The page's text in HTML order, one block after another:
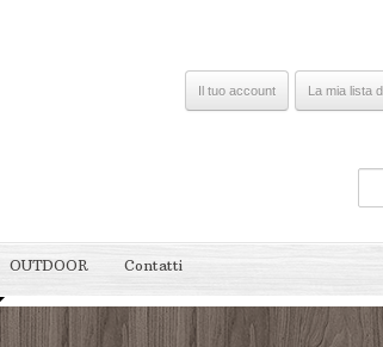
Il tuo account La mia lista
OUTDOOR Contatti